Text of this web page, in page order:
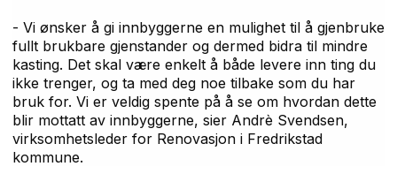
- Vi ønsker å gi innbyggerne en mulighet til å gjenbruke
fullt brukbare gjenstander og dermed bidra til mindre
kasting. Det skal være enkelt å både levere inn ting du
ikke trenger, og ta med deg noe tilbake som du har
bruk for. Vi er veldig spente på å se om hvordan dette
blir mottatt av innbyggerne, sier Andrè Svendsen,
virksomhetsleder for Renovasjon i Fredrikstad
kommune.